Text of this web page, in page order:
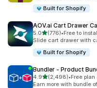
Built for Shopify
AOV.ai Cart Drawer
5.0เต็ม 5 ดาว
(776)
ทั้งหมด 776 รีวิว
•Free to
Slide cart drawer with
Built for Shopify
Bundler ‑ Product
4.9เต็ม 5 ดาว
(2,498)
ทั้งหมด 2498 รีวิว
•Free
Earn more with bundle